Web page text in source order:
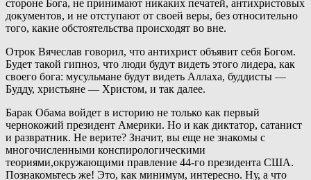
стороне Бога, не принимают никаких печатей, антихристовых
документов, и не отступают от своей веры, без относительно
того, какие обстоятельства происходят во вне.
Отрок Вячеслав говорил, что антихрист объявит себя Богом.
Будет такой гипноз, что люди будут видеть этого лидера, как
своего бога: мусульмане будут видеть Аллаха, буддисты —
Будду, христьяне — Христом, и так далее.
Барак Обама войдет в историю не только как первый
чернокожий президент Америки. Но и как диктатор, сатанист
и развратник. Не верите? Значит, вы еще не знакомы с
многочисленными конспирологическими
теориями,окружающими правление 44-го президента США.
Познакомьтесь же! Это, как минимум, интересно. Ну, а что